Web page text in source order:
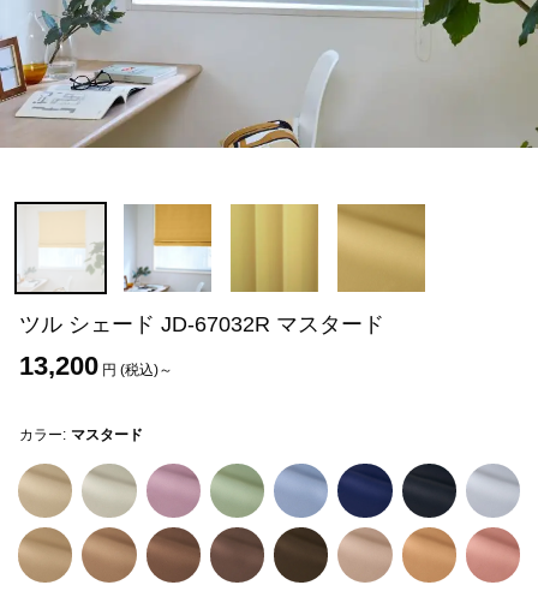
ツル シェード JD-67032R マスタード
13,200 円 (税込)～
カラー: マスタード